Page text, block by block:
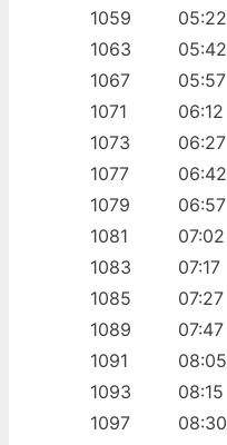
1059
05:22
1063
05:42
1067
05:57
1071
06:12
1073
06:27
1077
06:42
1079
06:57
1081
07:02
1083
07:17
1085
07:27
1089
07:47
1091
08:05
1093
08:15
1097
08:30